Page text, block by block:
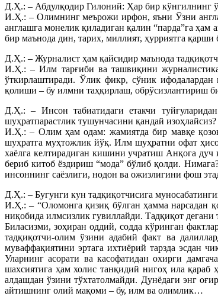
Д.Ҳ.: – Абдулқодир Гилоний: Ҳар бир кўнгилнинг
И.Ҳ.: – Олимнинг меърожи ирфон, яъни Ўзни
англашга монелик қиладиган қалин “парда”га
бир маънода дин, тарих, миллият, ҳурриятга
Д.Ҳ.: – Журналист ҳам қайсидир маънода
И.Ҳ.: – Илм тарғиби ва ташвиқини
ўткирлаштиради. Ўлик фикр, сўник ифодалардан
қолиши – бу илмни таҳқирлаш, обрўсизлантириш
Д.Ҳ.: – Инсон табиатидаги етакчи
шуҳратпарастлик тушунчасини қандай изоҳлайсиз?
И.Ҳ.: – Олим ҳам одам: жамиятда бир мавқе
шуҳратга муҳтожлик йўқ. Илм шуҳратни офат
хаёлга келтирадиган кишини учратиш Анқога
бериб китоб ёздириш “мода” бўлиб қолди.
инсоннинг саёзлиги, нодон ва ожизлигини фош
Д.Ҳ.: – Бугунги кун тадқиқотчисига
И.Ҳ.: – “Оломонга қизиқ бўлган ҳамма нарсадан
ниқобида илмсизлик гувиллайди. Тадқиқот
Биласизми, зоҳиран оддий, содда кўринган
тадқиқотчи-олим ўзини адабий факт ва
муваффақиятини эртага ихтиёрий тарзда эсдан
Уларнинг асорати ва касофатидан охирги
шахсиятига ҳам холис танқидий нигоҳ ила
алдашдан ўзини тўхтатолмайди. Дунёдаги энг
айтишнинг олий мақоми – бу, илм ва олимлик…